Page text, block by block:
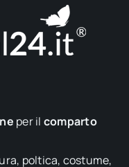
per il comparto
poltica, costume,